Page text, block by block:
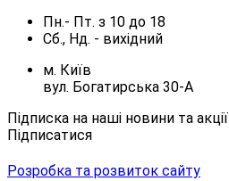
Пн.- Пт. з 10 до 18
Сб., Нд. - вихідний
м. Київ
вул. Богатирська 30-А
Підписка на наші новини та акції
Підписатися
Розробка та розвиток сайту